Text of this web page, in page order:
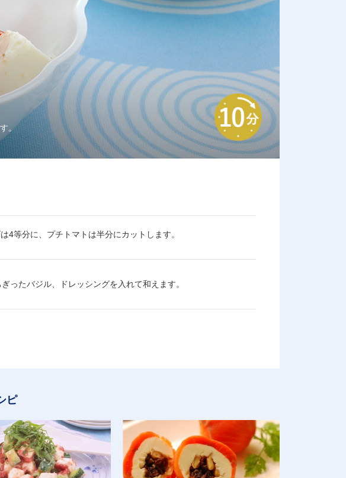
。
4等分に、プチトマトは半分にカットします。
ぎったバジル、ドレッシングを入れて和えます。
ピ